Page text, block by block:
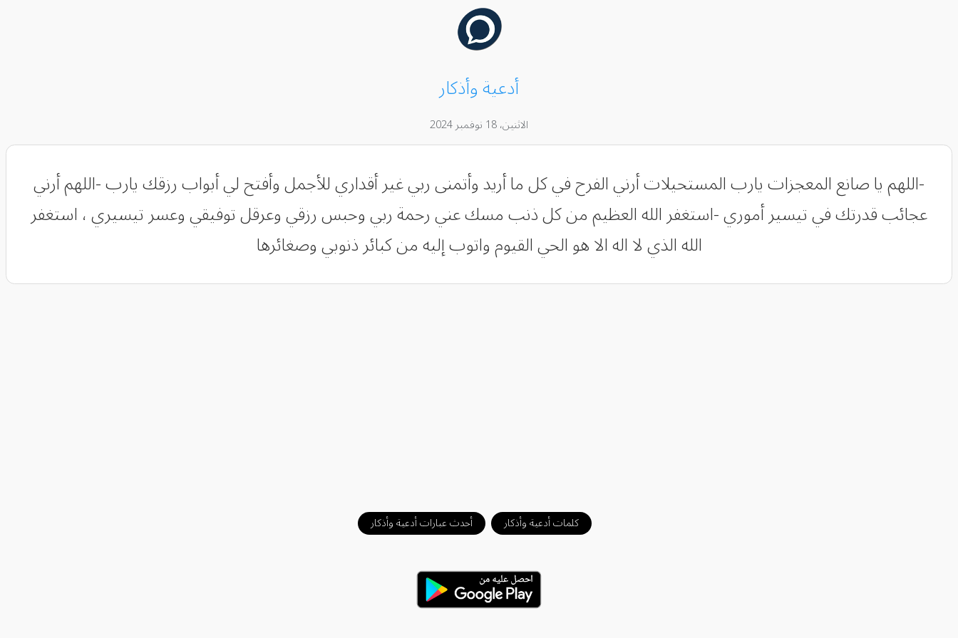
أدعية وأذكار
الاثنين، 18 نوفمبر 2024
-اللهم يا صانع المعجزات يارب المستحيلات أرني الفرح في كل ما أريد وأتمنى ربي غير أقداري للأجمل وأفتح لي أبواب رزقك يارب -اللهم أرني
عجائب قدرتك في تيسير أموري -استغفر الله العظيم من كل ذنب مسك عني رحمة ربي وحبس رزقي وعرقل توفيقي وعسر تيسيري ، استغفر
الله الذي لا اله الا هو الحي القيوم واتوب إليه من كبائر ذنوبي وصغائرها
كلمات أدعية وأذكار أحدث عبارات أدعية وأذكار